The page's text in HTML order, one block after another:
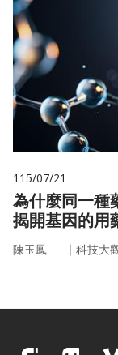
115/07/21
為什麼同一
揭開基因的用
陳玉鳳 ｜ 科技大